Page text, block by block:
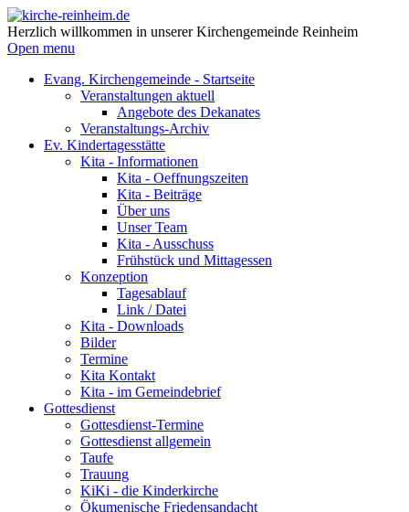
Herzlich willkommen in unserer Kirchengemeinde Reinheim
Open menu
Evang. Kirchengemeinde - Startseite
Veranstaltungen aktuell
Angebote des Dekanates
Veranstaltungs-Archiv
Ev. Kindertagesstätte
Kita - Informationen
Kita - Oeffnungszeiten
Kita - Beiträge
Über uns
Unser Team
Kita - Ausschuss
Frühstück und Mittagessen
Konzeption
Tagesablauf
Link / Datei
Kita - Downloads
Bilder
Termine
Kita Kontakt
Kita - im Gemeindebrief
Gottesdienst
Gottesdienst-Termine
Gottesdienst allgemein
Taufe
Trauung
KiKi - die Kinderkirche
Ökumenische Friedensandacht